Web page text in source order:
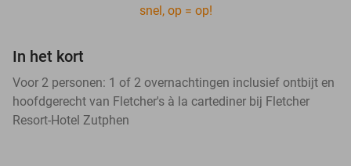
snel, op = op!
In het kort
Voor 2 personen: 1 of 2 overnachtingen inclusief ontbijt en
hoofdgerecht van Fletcher's à la cartediner bij Fletcher
Resort-Hotel Zutphen